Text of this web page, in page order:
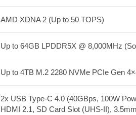
AMD XDNA 2 (Up to 50 TOPS)
Up to 64GB LPDDR5X @ 8,000MHz
Up to 4TB M.2 2280 NVMe PCIe Gen
2x USB Type-C 4.0 (40GBps, 100W
HDMI 2.1, SD Card Slot (UHS-II),